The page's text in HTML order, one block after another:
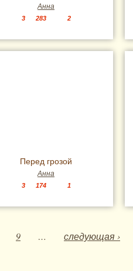
Анна
3 283 2
Перед грозой
Анна
3 174 1
9 … следующая ›